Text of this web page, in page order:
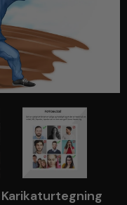
Karikaturtegning